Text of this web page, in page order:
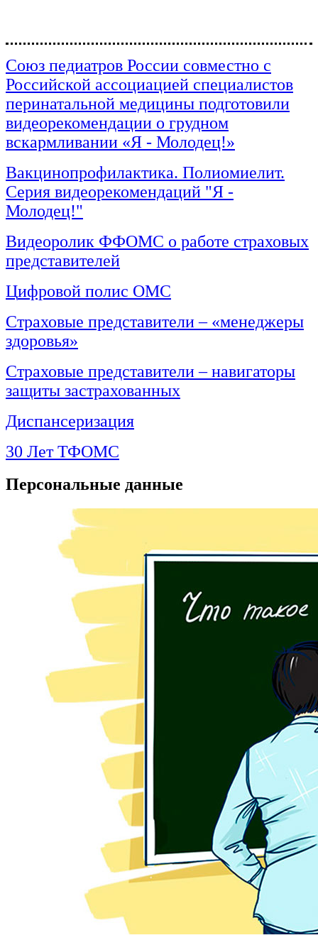
Союз педиатров России совместно с
Российской ассоциацией специалистов
перинатальной медицины подготовили
видеорекомендации о грудном
вскармливании «Я - Молодец!»
Вакцинопрофилактика. Полиомиелит.
Серия видеорекомендаций "Я -
Молодец!"
Видеоролик ФФОМС о работе страховых
представителей
Цифровой полис ОМС
Страховые представители – «менеджеры
здоровья»
Страховые представители – навигаторы
защиты застрахованных
Диспансеризация
30 Лет ТФОМС
Персональные данные